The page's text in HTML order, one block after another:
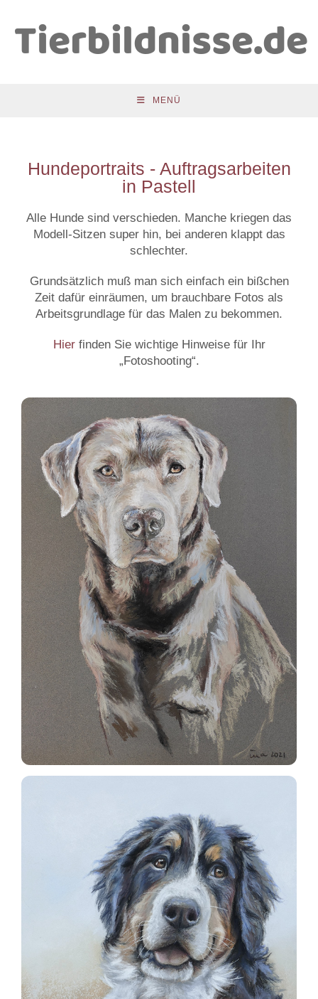
Tierbildnisse.de
MENÜ
Hundeportraits - Auftragsarbeiten
in Pastell
Alle Hunde sind verschieden. Manche kriegen das
Modell-Sitzen super hin, bei anderen klappt das
schlechter.
Grundsätzlich muß man sich einfach ein bißchen
Zeit dafür einräumen, um brauchbare Fotos als
Arbeitsgrundlage für das Malen zu bekommen.
Hierfinden Sie wichtige Hinweise für Ihr
„Fotoshooting“.